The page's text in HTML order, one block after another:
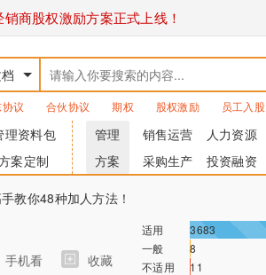
销商股权激励方案正式上线！
议 合伙协议 期权 股权激励 员工入股
理资料包
案定制
管理
方案
销售运营 人力资源
采购生产
投资融资
教你48种加人方法！
手机看 收藏
适用 3683
一般
8
不适用
11